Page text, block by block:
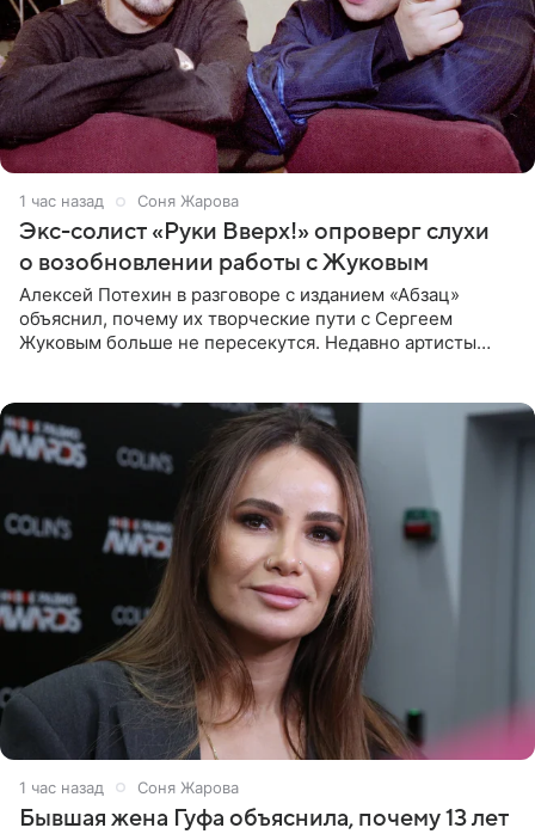
1 час назад Соня Жарова
Экс-солист «Руки Вверх!» опроверг слухи
о возобновлении работы с Жуковым
Алексей Потехин в разговоре с изданием «Абзац»
объяснил, почему их творческие пути с Сергеем
Жуковым больше не пересекутся. Недавно артисты
1 час назад Соня Жарова
Бывшая жена Гуфа объяснила, почему 13 лет